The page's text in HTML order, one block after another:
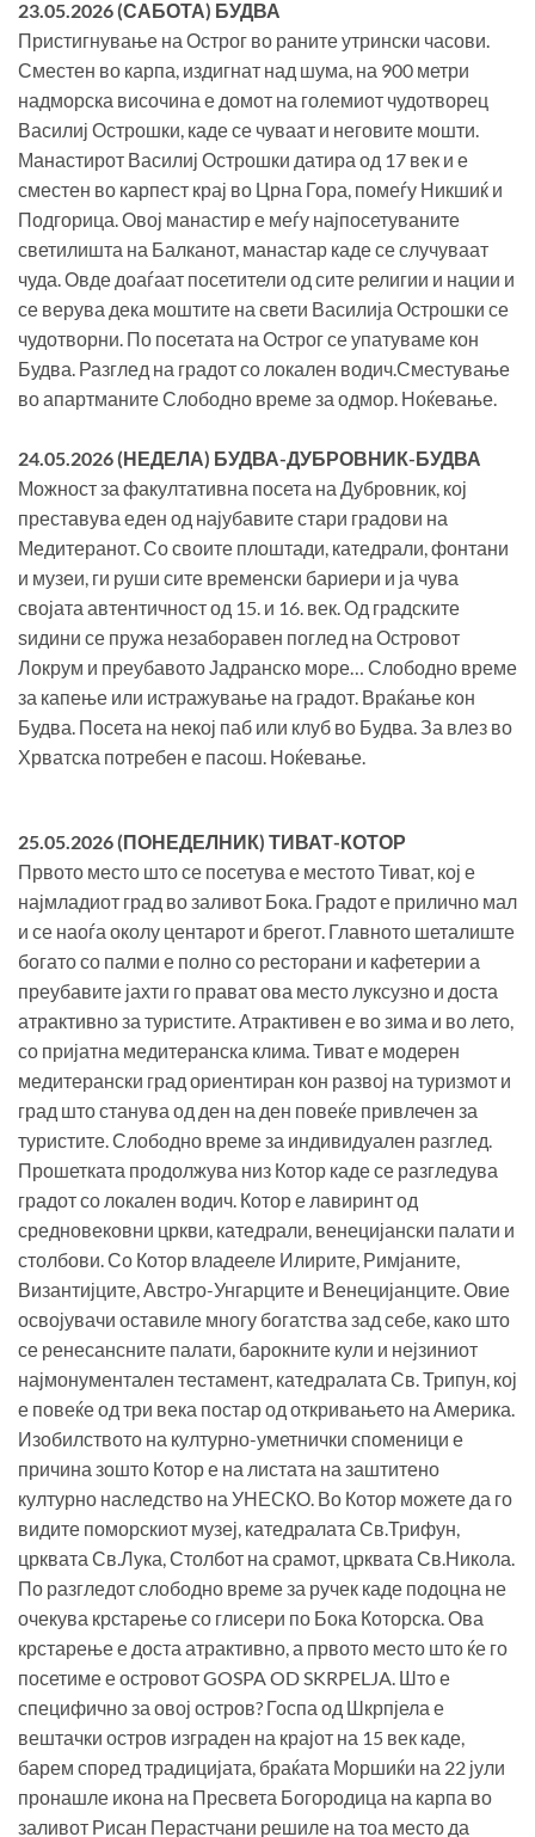
23.05.2026 (САБОТА) БУДВА
Пристигнување на Острог во раните утрински часови.
Сместен во карпа, издигнат над шума, на 900 метри
надморска височина е домот на големиот чудотворец
Василиј Острошки, каде се чуваат и неговите мошти.
Манастирот Василиј Острошки датира од 17 век и е
сместен во карпест крај во Црна Гора, помеѓу Никшиќ и
Подгорица. Овој манастир е меѓу најпосетуваните
светилишта на Балканот, манастар каде се случуваат
чуда. Овде доаѓаат посетители од сите религии и нации и
се верува дека моштите на свети Василија Острошки се
чудотворни. По посетата на Острог се упатуваме кон
Будва. Разглед на градот со локален водич.Сместување
во апартманите Слободно време за одмор. Ноќевање.
24.05.2026 (НЕДЕЛА) БУДВА-ДУБРОВНИК-БУДВА
Можност за факултативна посета на Дубровник, кој
преставува еден од најубавите стари градови на
Медитеранот. Со своите плоштади, катедрали, фонтани
и музеи, ги руши сите временски бариери и ја чува
својата автентичност од 15. и 16. век. Од градските
ѕидини се пружа незаборавен поглед на Островот
Локрум и преубавото Јадранско море… Слободно време
за капење или истражување на градот. Враќање кон
Будва. Посета на некој паб или клуб во Будва. За влез во
Хрватска потребен е пасош. Ноќевање.
25.05.2026 (ПОНЕДЕЛНИК) ТИВАТ-КОТОР
Првото место што се посетува е местото Тиват, кој е
најмладиот град во заливот Бока. Градот е прилично мал
и се наоѓа околу центарот и брегот. Главното шеталиште
богато со палми е полно со ресторани и кафетерии а
преубавите јахти го прават ова место луксузно и доста
атрактивно за туристите. Атрактивен е во зима и во лето,
со пријатна медитеранска клима. Тиват е модерен
медитерански град ориентиран кон развој на туризмот и
град што станува од ден на ден повеќе привлечен за
туристите. Слободно време за индивидуален разглед.
Прошетката продолжува низ Котор каде се разгледува
градот со локален водич. Котор е лавиринт од
средновековни цркви, катедрали, венецијански палати и
столбови. Со Котор владееле Илирите, Римјаните,
Византијците, Австро-Унгарците и Венецијанците. Овие
освојувачи оставиле многу богатства зад себе, како што
се ренесансните палати, барокните кули и нејзиниот
најмонументален тестамент, катедралата Св. Трипун, кој
е повеќе од три века постар од откривањето на Америка.
Изобилството на културно-уметнички споменици е
причина зошто Котор е на листата на заштитено
културно наследство на УНЕСКО. Во Котор можете да го
видите поморскиот музеј, катедралата Св.Трифун,
црквата Св.Лука, Столбот на срамот, црквата Св.Никола.
По разгледот слободно време за ручек каде подоцна не
очекува крстарење со глисери по Бока Которска. Ова
крстарење е доста атрактивно, а првото место што ќе го
посетиме е островот GOSPA OD SKRPELJA. Што е
специфично за овој остров? Госпа од Шкрпјела е
вештачки остров изграден на крајот на 15 век каде,
барем според традицијата, браќата Моршиќи на 22 јули
пронашле икона на Пресвета Богородица на карпа во
заливот Рисан Перастчани решиле на тоа место да